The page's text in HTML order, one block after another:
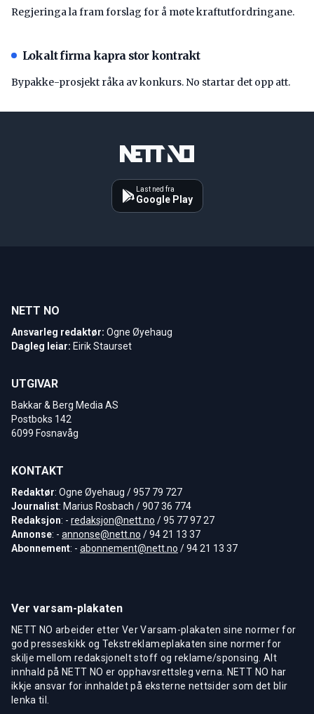
Regjeringa la fram forslag for å møte kraftutfordringane.
Lokalt firma kapra stor kontrakt
Bypakke-prosjekt råka av konkurs. No startar det opp att.
Last ned fra
Google Play
NETT NO
Ansvarleg redaktør: Ogne Øyehaug
Dagleg leiar: Eirik Staurset
UTGIVAR
Bakkar & Berg Media AS
Postboks 142
6099 Fosnavåg
KONTAKT
Redaktør: Ogne Øyehaug / 957 79 727
Journalist: Marius Rosbach / 907 36 774
Redaksjon: - redaksjon@nett.no / 95 77 97 27
Annonse: - annonse@nett.no / 94 21 13 37
Abonnement: - abonnement@nett.no / 94 21 13 37
Ver varsam-plakaten
NETT NO arbeider etter Ver Varsam-plakaten sine normer for
god presseskikk og Tekstreklameplakaten sine normer for
skilje mellom redaksjonelt stoff og reklame/sponsing. Alt
innhald på NETT NO er opphavsrettsleg verna. NETT NO har
ikkje ansvar for innhaldet på eksterne nettsider som det blir
lenka til.